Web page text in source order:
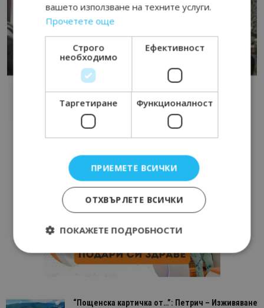
“Пощенска картичка от…”: Петрич – Изживяване
вашето използване на техните услуги.
Прочетете още
Строго
необходимо
Ефективност
Таргетиране Функционалност
ПРИЕМЕТЕ ВСИЧКИ
ОТХВЪРЛЕТЕ ВСИЧКИ
ПОКАЖЕТЕ ПОДРОБНОСТИ
Ефективност